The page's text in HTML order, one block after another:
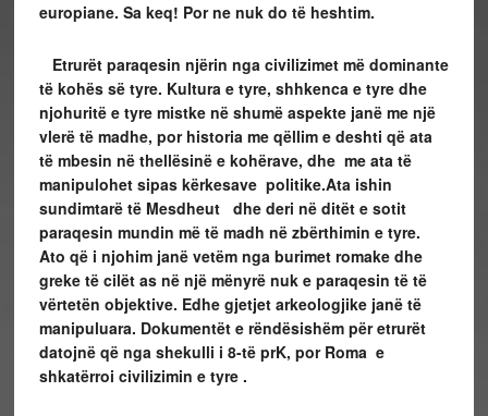
europiane. Sa keq! Por ne nuk do të heshtim.
Etrurët paraqesin njërin nga civilizimet më dominante
të kohës së tyre. Kultura e tyre, shhkenca e tyre dhe
njohuritë e tyre mistke në shumë aspekte janë me një
vlerë të madhe, por historia me qëllim e deshti që ata
të mbesin në thellësinë e kohërave, dhe me ata të
manipulohet sipas kërkesave politike.Ata ishin
sundimtarë të Mesdheut dhe deri në ditët e sotit
paraqesin mundin më të madh në zbërthimin e tyre.
Ato që i njohim janë vetëm nga burimet romake dhe
greke të cilët as në një mënyrë nuk e paraqesin të të
vërtetën objektive. Edhe gjetjet arkeologjike janë të
manipuluara. Dokumentët e rëndësishëm për etrurët
datojnë që nga shekulli i 8-të prK, por Roma e
shkatërroi civilizimin e tyre .